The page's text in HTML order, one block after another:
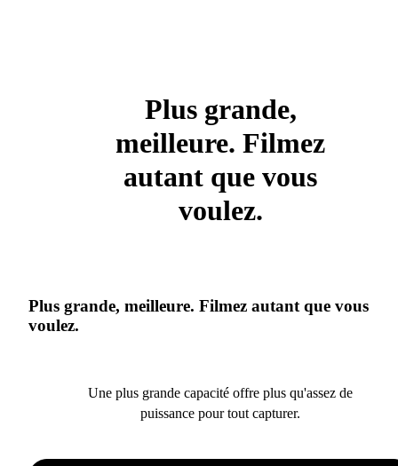
Plus grande,
meilleure. Filmez
autant que vous
voulez.
Plus grande, meilleure. Filmez autant que vous
voulez.
Une plus grande capacité offre plus qu'assez de
puissance pour tout capturer.